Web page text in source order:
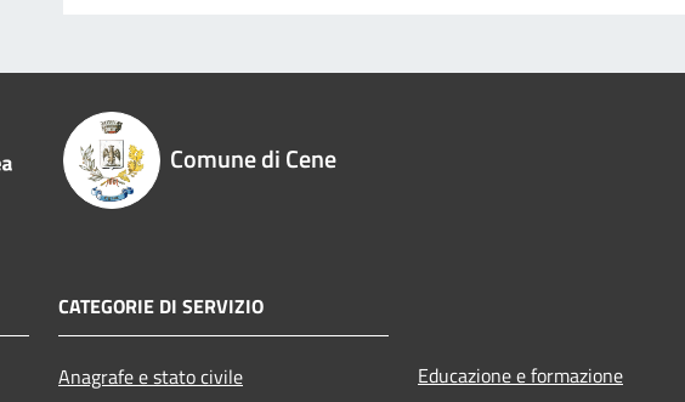
Comune di Cene
CATEGORIE DI SERVIZIO
Anagrafe e stato civile
Educazione e formazione